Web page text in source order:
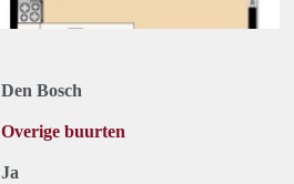
Den Bosch
Overige buurten
Ja